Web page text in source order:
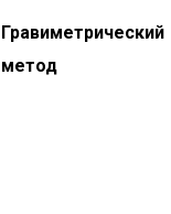
Гравиметрический
метод